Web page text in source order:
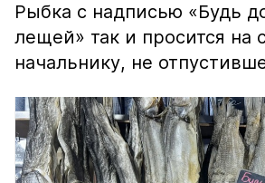
Рыбка с надписью «Будь
лещей» так и просится на
начальнику, не